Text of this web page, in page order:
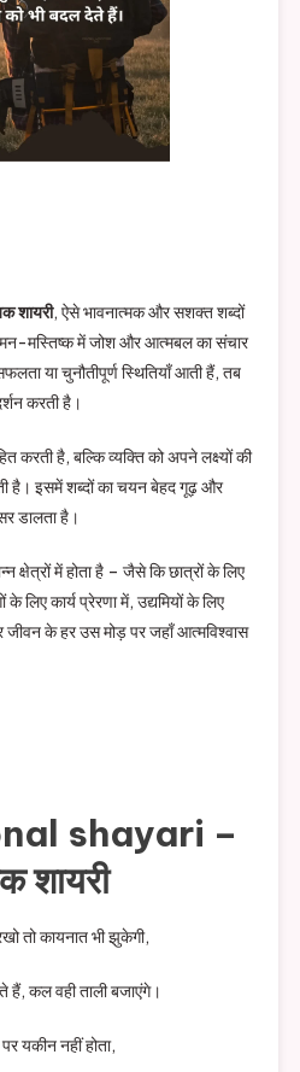
शायरी, ऐसे भावनात्मक और सशक्त शब्दों
मन-मस्तिष्क में जोश और आत्मबल का संचार
या चुनौतीपूर्ण स्थितियाँ आती हैं, तब
करती है।
करती है, बल्कि व्यक्ति को अपने लक्ष्यों की
है। इसमें शब्दों का चयन बेहद गूढ़ और
डालता है।
क्षेत्रों में होता है – जैसे कि छात्रों के लिए
के लिए कार्य प्रेरणा में, उद्यमियों के लिए
के हर उस मोड़ पर जहाँ आत्मविश्वास
shayari –
शायरी
तो कायनात भी झुकेगी,
हैं, कल वही ताली बजाएंगे।
यकीन नहीं होता,